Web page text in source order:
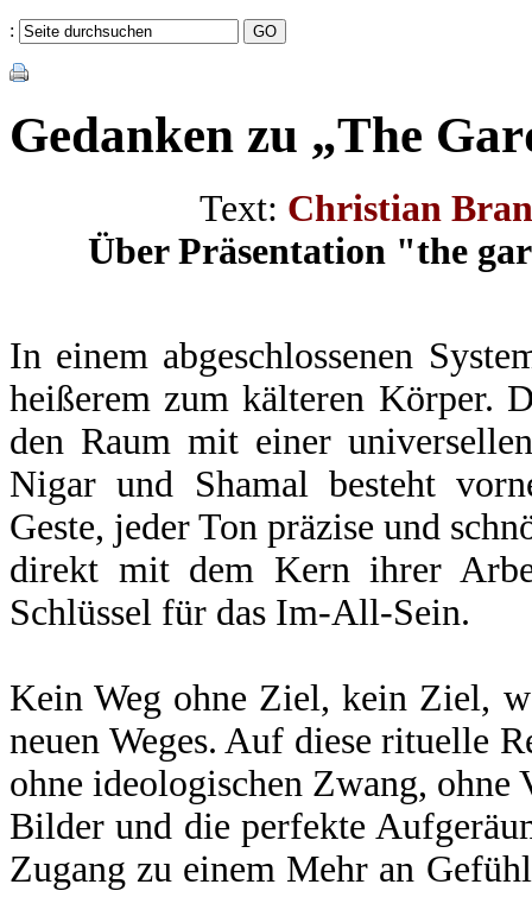
:
Gedanken zu „The
Text: Christian
Über Präsentation "the
In einem abgeschlossenen
heißerem zum kälteren Körper.
den Raum mit einer
Nigar und Shamal besteht
Geste, jeder Ton präzise und
direkt mit dem Kern ihrer
Schlüssel für das Im-All-Sein.
Kein Weg ohne Ziel, kein Ziel,
neuen Weges. Auf diese rituelle
ohne ideologischen Zwang,
Bilder und die perfekte
Zugang zu einem Mehr an